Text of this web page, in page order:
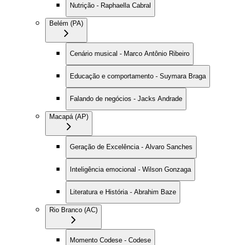
Nutrição - Raphaella Cabral
Belém (PA)
Cenário musical - Marco Antônio Ribeiro
Educação e comportamento - Suymara Braga
Falando de negócios - Jacks Andrade
Macapá (AP)
Geração de Excelência - Alvaro Sanches
Inteligência emocional - Wilson Gonzaga
Literatura e História - Abrahim Baze
Rio Branco (AC)
Momento Codese - Codese